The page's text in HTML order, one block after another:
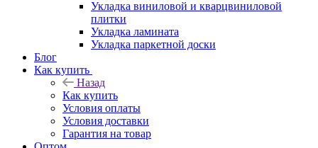
Укладка виниловой и кварцвиниловой
плитки
Укладка ламината
Укладка паркетной доски
Блог
Как купить
Назад
Как купить
Условия оплаты
Условия доставки
Гарантия на товар